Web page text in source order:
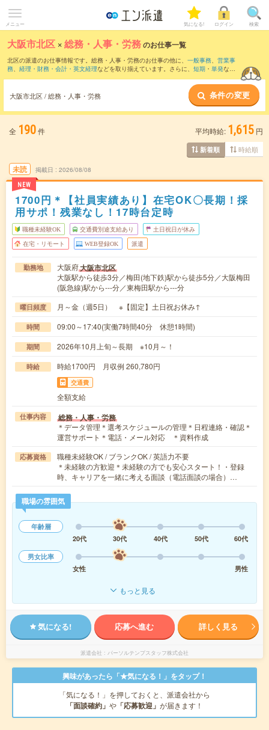
メニュー 気になる! ログイン 検索
大阪市北区 ×総務・人事・労務のお仕事一覧
北区の派遣のお仕事情報です。総務・人事・労務のお仕事の他に、 一般事務、 営業事
務、 経理・財務・会計・英文経理などを取り揃えています。さらに、 短期 ・ 単発など
大阪市北区 / 総務・人事・労務 条件の変更
全 190件 平均時給: 1,615 円
新着順 時給順
未読
NEW
掲載日 2026/08/08
1700円＊【社員実績あり】在宅OK〇長期！採
用サポ！残業なし！17時台定時
職種未経験OK 交通費別途支給あり 土日祝日が休み
在宅・リモート WEB登録OK 派遣
勤務地 大阪府大阪市北区
大阪駅から徒歩3分／梅田(地下鉄)駅から徒歩5分／大阪梅田
(阪急線)駅から---分／東梅田駅から---分
曜日頻度 月～金（週5日） ※【固定】土日祝お休み↑
時間 09:00～17:40(実働7時間40分 休憩1時間)
期間 2026年10月上旬～長期 ※10月～！
時給 時給1700円 月収例 260,780円
交通費
全額支給
仕事内容 総務・人事・労務
＊データ管理＊選考スケジュールの管理＊日程連絡・確認＊
運営サポート＊電話・メール対応 ＊資料作成
応募資格
職種未経験OK / ブランクOK / 英語力不要
＊未経験の方歓迎＊未経験の方でも安心スタート！・登録
時、キャリアを一緒に考える面談（電話面談の場合）…
職場の雰囲気
年齢層
20代
30代 40代 50代
60代
男女比率
女性
男性
もっと見る
気になる! 応募へ進む 詳しく見る
派遣会社 パーソルテンプスタッフ株式会社
興味があったら「★気になる！」をタップ！
「気になる！」を押しておくと、派遣会社から
「面談確約」 や 「応募歓迎」 が届きます！